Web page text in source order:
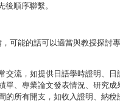
順序聯繫。
可能的話可以適當與教授探討
流，如提供日語學時證明、日
、專業論文發表情況、研究成
所有開支，如收入證明、納稅